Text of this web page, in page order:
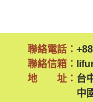
聯絡電話：
聯絡信箱：
地 址： 台
中